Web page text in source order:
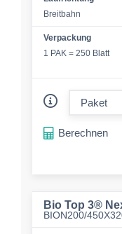
Breitbahn
Verpackung
1 PAK = 250 Blatt
Berechnen
Bio Top 3®
BION200/